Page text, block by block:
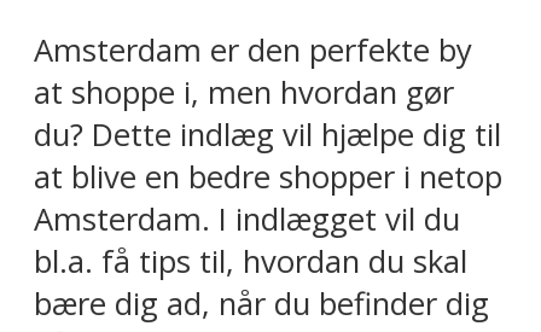
Amsterdam er den perfekte by
at shoppe i, men hvordan gør
du? Dette indlæg vil hjælpe dig til
at blive en bedre shopper i netop
Amsterdam. I indlægget vil du
bl.a. få tips til, hvordan du skal
bære dig ad, når du befinder dig